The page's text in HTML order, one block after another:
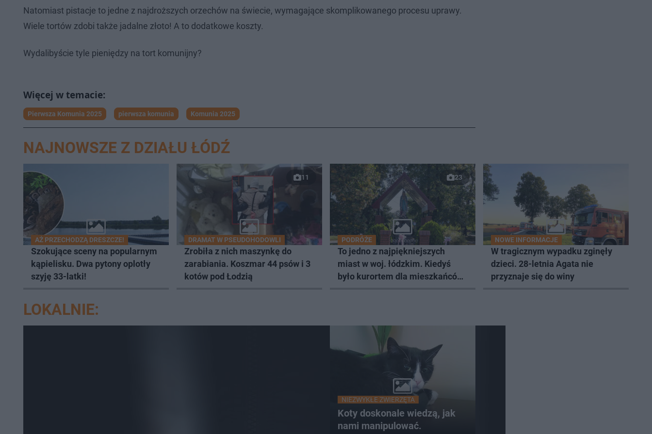
Natomiast pistacje to jedne z najdroższych orzechów na świecie, wymagające skomplikowanego procesu uprawy.
Wiele tortów zdobi także jadalne złoto! A to dodatkowe koszty.
Wydalibyście tyle pieniędzy na tort komunijny?
Pierwsza Komunia 2025 pierwsza komunia Komunia 2025
NAJNOWSZE Z DZIAŁU ŁÓDŹ
AŻ PRZECHODZĄ DRESZCZE!
Szokujące sceny na popularnym
kąpielisku. Dwa pytony oplotły
szyję 33-latki!
11
DRAMAT W PSEUDOHODOWLI
Zrobiła z nich maszynkę do
zarabiania. Koszmar 44 psów i 3
kotów pod Łodzią
23
PODRÓŻE
To jedno z najpiękniejszych
miast w woj. łódzkim. Kiedyś
było kurortem dla mieszkańców
NOWE INFORMACJE
W tragicznym wypadku zginęły
dzieci. 28-letnia Agata nie
przyznaje się do winy
LOKALNIE:
NIEZWYKŁE ZWIERZĘTA
Koty doskonale wiedzą, jak
nami manipulować.